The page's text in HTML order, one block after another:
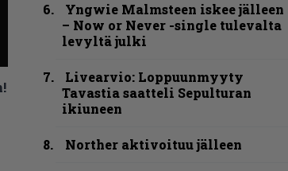
Yngwie Malmsteen iskee jälleen
– Now or Never -single tulevalta
levyltä julki
Livearvio: Loppuunmyyty
Tavastia saatteli Sepulturan
ikiuneen
Norther aktivoituu jälleen